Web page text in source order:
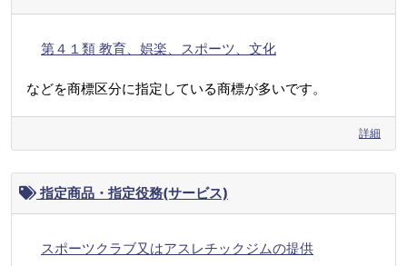
第４１類 教育、娯楽、スポーツ、文化
などを商標区分に指定している商標が多いです。
詳細
指定商品・指定役務(サービス)
スポーツクラブ又はアスレチックジムの提供